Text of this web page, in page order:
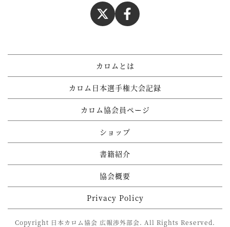
カロムとは
カロム日本選手権大会記録
カロム協会員ページ
ショップ
書籍紹介
協会概要
Privacy Policy
Copyright 日本カロム協会 広報渉外部会. All Rights Reserved.